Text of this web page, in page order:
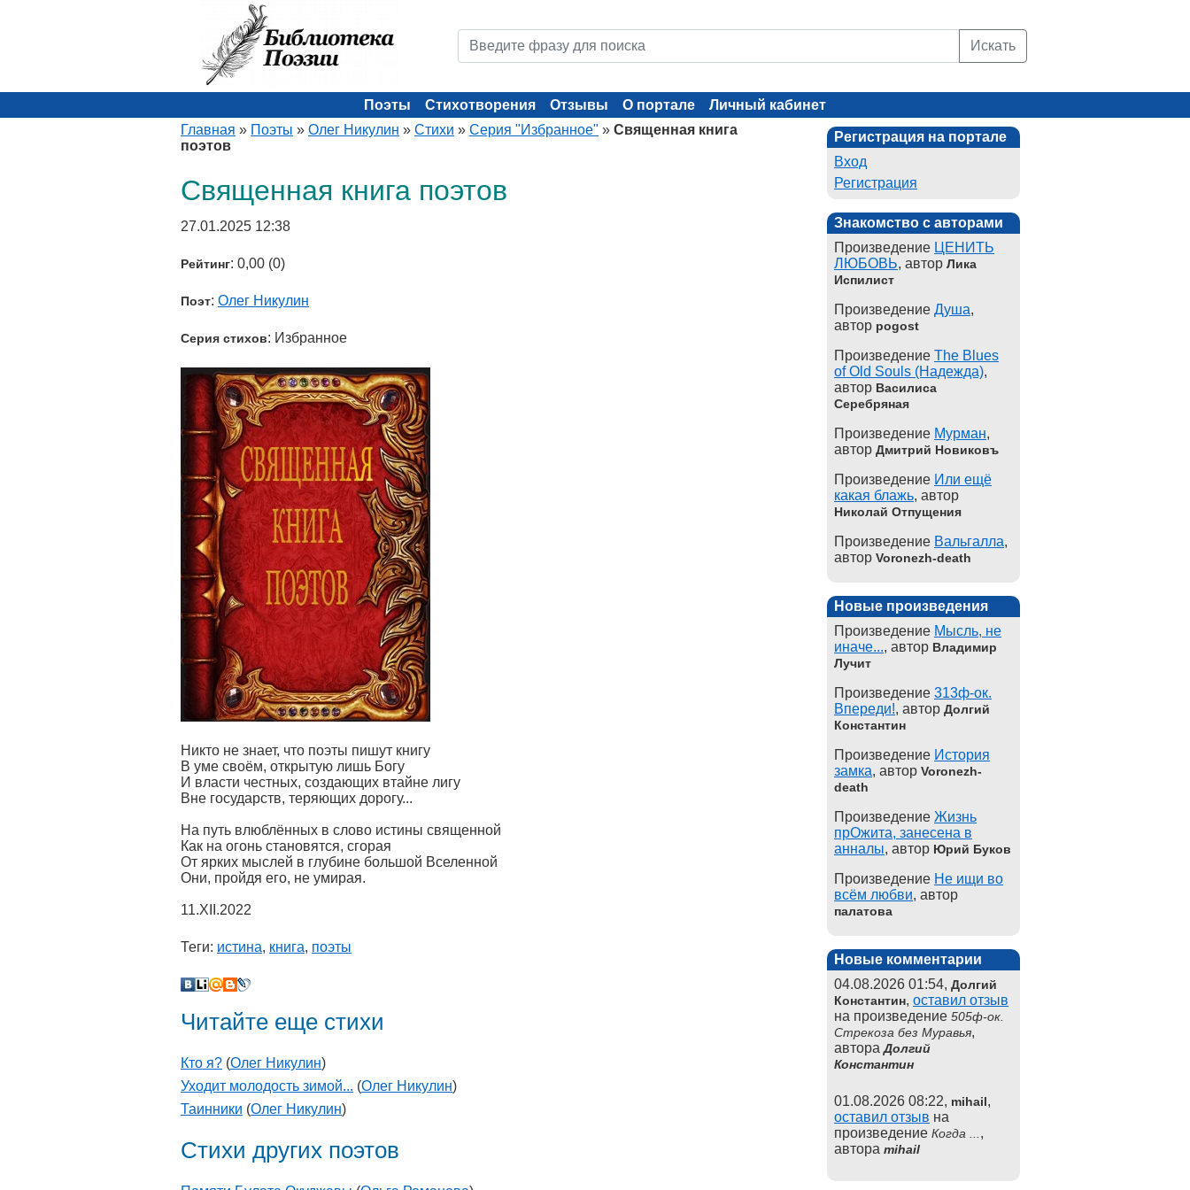
Искать
Поэты Стихотворения Отзывы О портале
Личный кабинет
Главная » Поэты » Олег Никулин » Стихи » Серия "Избранное" » Священная книга
поэтов
Священная книга поэтов
27.01.2025 12:38
Рейтинг: 0,00 (0)
Поэт: Олег Никулин
Серия стихов: Избранное
Никто не знает, что поэты пишут книгу
В уме своём, открытую лишь Богу
И власти честных, создающих втайне лигу
Вне государств, теряющих дорогу...
На путь влюблённых в слово истины священной
Как на огонь становятся, сгорая
От ярких мыслей в глубине большой Вселенной
Они, пройдя его, не умирая.
11.XII.2022
Теги: истина, книга, поэты
Читайте еще стихи
Кто я? (Олег Никулин)
Уходит молодость зимой... (Олег Никулин)
Таинники (Олег Никулин)
Стихи других поэтов
Регистрация на портале
Вход
Регистрация
Знакомство с авторами
Произведение ЦЕНИТЬ
ЛЮБОВЬ, автор Лика
Испилист
Произведение Душа,
автор pogost
Произведение The Blues
of Old Souls (Надежда),
автор Василиса
Серебряная
Произведение Мурман,
автор Дмитрий Новиковъ
Произведение Или ещё
какая блажь, автор
Николай Отпущения
Произведение Вальгалла,
автор Voronezh-death
Новые произведения
Произведение Мысль, не
иначе..., автор Владимир
Лучит
Произведение 313ф-ок.
Впереди!, автор Долгий
Константин
Произведение История
замка, автор Voronezh-
death
Произведение Жизнь
прОжита, занесена в
анналы, автор Юрий Буков
Произведение Не ищи во
всём любви, автор
палатова
Новые комментарии
04.08.2026 01:54, Долгий
Константин, оставил отзыв
на произведение 505ф-ок.
Стрекоза без Муравья,
автораДолгий
Константин
01.08.2026 08:22, mihail,
оставил отзыв на
произведение Когда ... ,
автора mihail